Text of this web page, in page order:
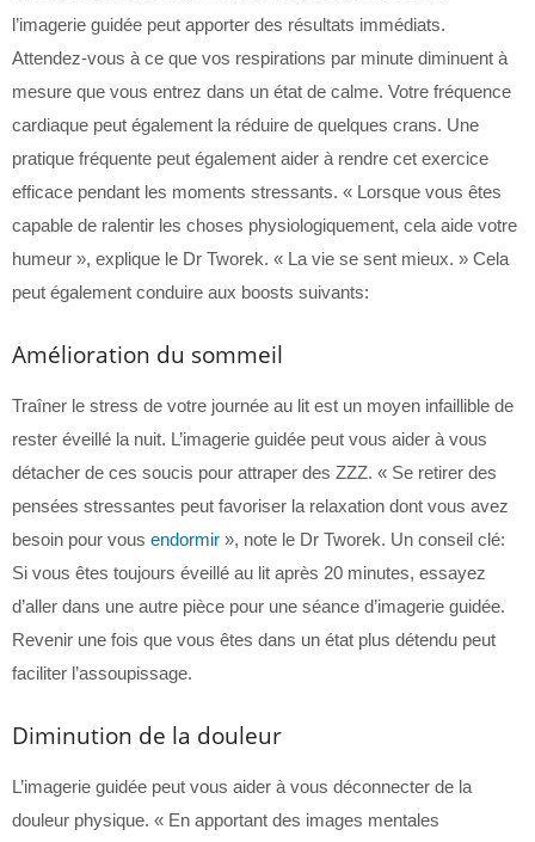
l’imagerie guidée peut apporter des résultats immédiats.
Attendez-vous à ce que vos respirations par minute diminuent à
mesure que vous entrez dans un état de calme. Votre fréquence
cardiaque peut également la réduire de quelques crans. Une
pratique fréquente peut également aider à rendre cet exercice
efficace pendant les moments stressants. « Lorsque vous êtes
capable de ralentir les choses physiologiquement, cela aide votre
humeur », explique le Dr Tworek. « La vie se sent mieux. » Cela
peut également conduire aux boosts suivants:
Amélioration du sommeil
Traîner le stress de votre journée au lit est un moyen infaillible de
rester éveillé la nuit. L’imagerie guidée peut vous aider à vous
détacher de ces soucis pour attraper des ZZZ. « Se retirer des
pensées stressantes peut favoriser la relaxation dont vous avez
besoin pour vous endormir », note le Dr Tworek. Un conseil clé:
Si vous êtes toujours éveillé au lit après 20 minutes, essayez
d’aller dans une autre pièce pour une séance d’imagerie guidée.
Revenir une fois que vous êtes dans un état plus détendu peut
faciliter l’assoupissage.
Diminution de la douleur
L’imagerie guidée peut vous aider à vous déconnecter de la
douleur physique. « En apportant des images mentales